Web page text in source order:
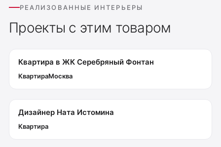
РЕАЛИЗОВАННЫЕ ИНТЕРЬЕРЫ
Проекты с этим товаром
Квартира в ЖК Серебряный Фонтан
КвартираМосква
Дизайнер Ната Истомина
Квартира
Трековые системы
Оплата
Поддержка